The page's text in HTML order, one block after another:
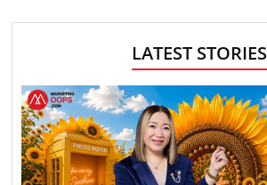
LATEST STORIES